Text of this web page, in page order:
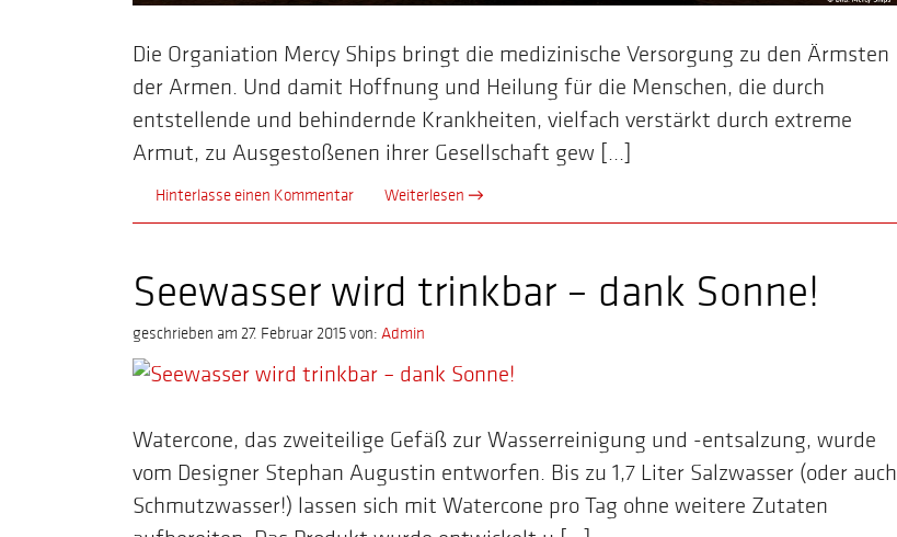
Die Organiation Mercy Ships bringt die medizinische Versorgung zu den Ärmsten
der Armen. Und damit Hoffnung und Heilung für die Menschen, die durch
entstellende und behindernde Krankheiten, vielfach verstärkt durch extreme
Armut, zu Ausgestoßenen ihrer Gesellschaft gew [...]
Hinterlasse einen Kommentar Weiterlesen →
Seewasser wird trinkbar – dank Sonne!
geschrieben am 27. Februar 2015 von:Admin
Watercone, das zweiteilige Gefäß zur Wasserreinigung und -entsalzung, wurde
vom Designer Stephan Augustin entworfen. Bis zu 1,7 Liter Salzwasser (oder auch
Schmutzwasser!) lassen sich mit Watercone pro Tag ohne weitere Zutaten